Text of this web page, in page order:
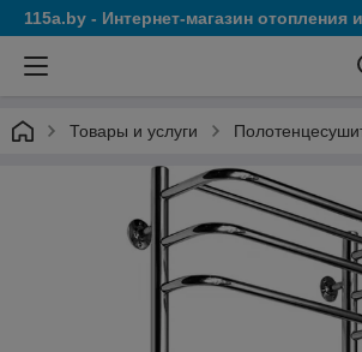
115a.by - Интернет-магазин отопления
Товары и услуги